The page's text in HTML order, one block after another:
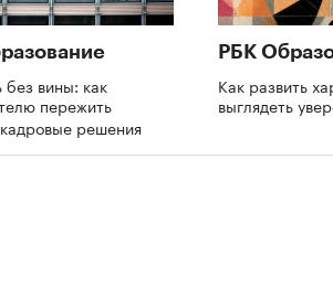
без вины: как
пережить
решения
РБК
Как развить
выглядеть